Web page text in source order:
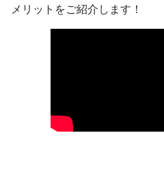
メリットをご紹介します！